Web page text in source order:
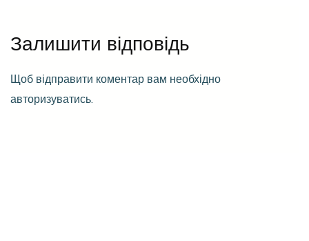
Залишити відповідь
Щоб відправити коментар вам необхідно
авторизуватись